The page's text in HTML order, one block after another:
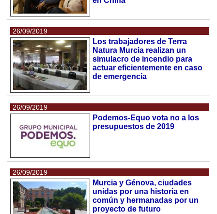
26/09/2019
Los trabajadores de Terra
Natura Murcia realizan un
simulacro de incendio para
actuar eficientemente en caso
de emergencia
26/09/2019
Podemos-Equo vota no a los
presupuestos de 2019
26/09/2019
Murcia y Génova, ciudades
unidas por una historia en
común y hermanadas por un
proyecto de futuro